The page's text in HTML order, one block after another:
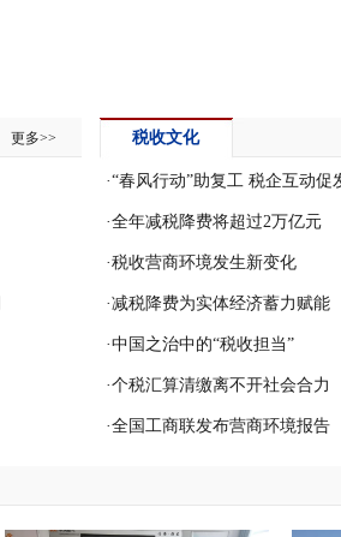
更多>> 税收文化
·“春风行动”助复工 税企互动促
·全年减税降费将超过2万亿元
·税收营商环境发生新变化
·减税降费为实体经济蓄力赋能
·中国之治中的“税收担当”
·个税汇算清缴离不开社会合力
·全国工商联发布营商环境报告